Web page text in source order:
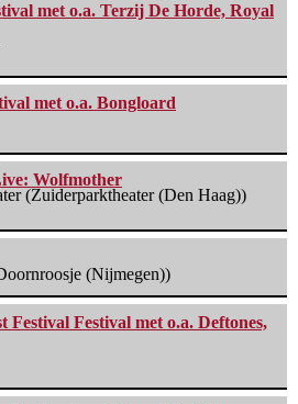
met o.a. Terzij De Horde, Royal
met o.a. Bongloard
Wolfmother
(Zuiderparktheater (Den Haag))
(Nijmegen))
Festival Festival met o.a. Deftones,